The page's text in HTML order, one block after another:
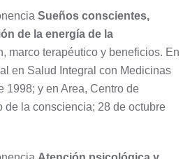
Sueños conscientes,
de la energía de la
marco terapéutico y beneficios. En
en Salud Integral con Medicinas
1998; y en Area, Centro de
de la consciencia; 28 de octubre